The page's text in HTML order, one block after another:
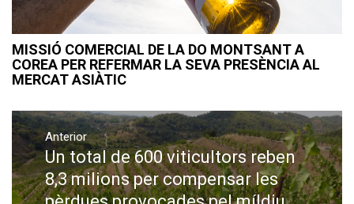
MISSIÓ COMERCIAL DE LA DO MONTSANT A
COREA PER REFERMAR LA SEVA PRESÈNCIA AL
MERCAT ASIÀTIC
Navegació
d'entrades
Anterior
Previous
post:
Un total de 600 viticultors reben
8,3 milions per compensar les